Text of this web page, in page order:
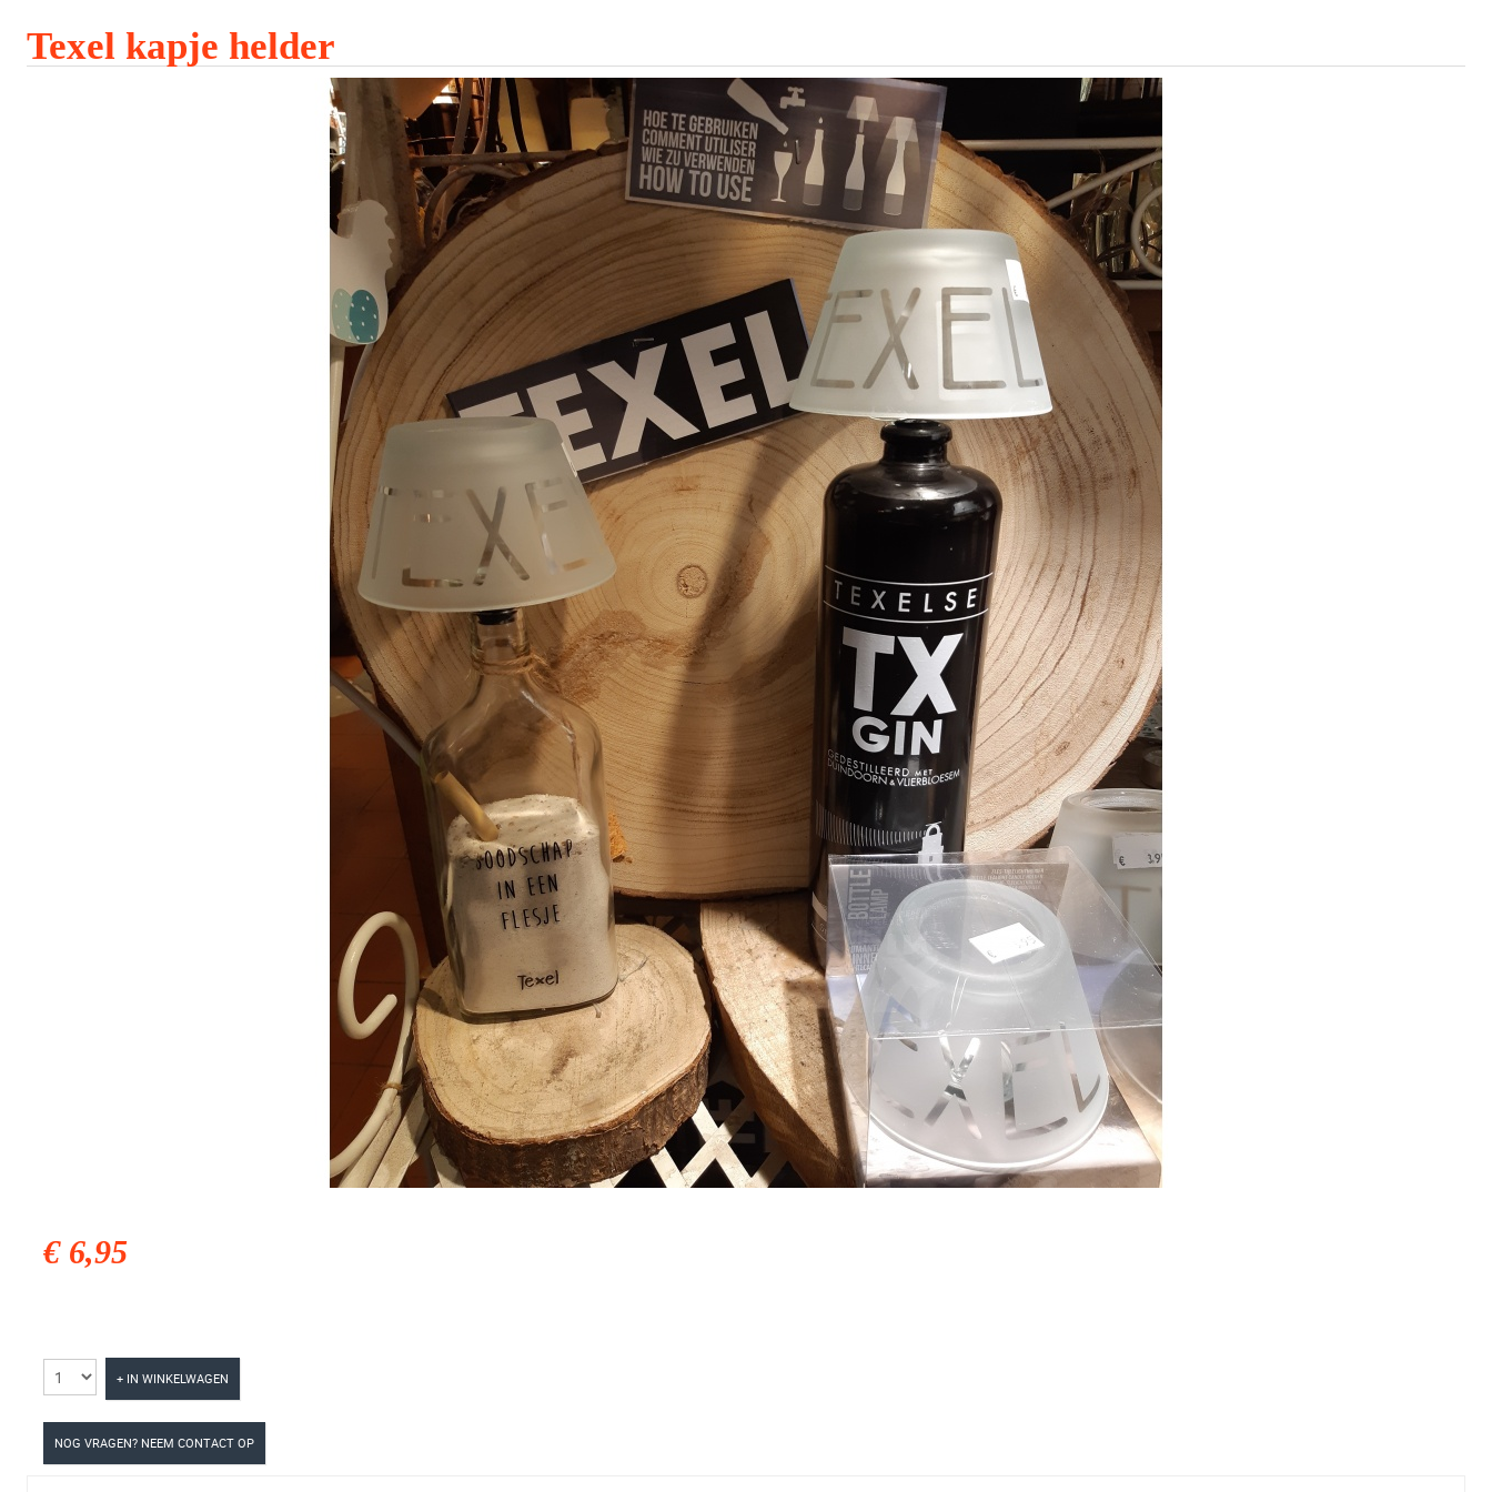
Texel kapje helder
€ 6,95
+ IN WINKELWAGEN
NOG VRAGEN? NEEM CONTACT OP